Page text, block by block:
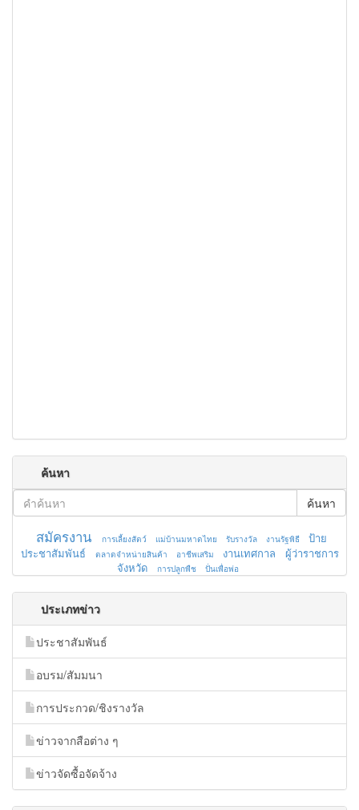
ค้นหา
ค้นหา
สมัครงาน การเลี้ยงสัตว์ แม่บ้านมหาดไทย รับรางวัล งานรัฐพิธี
ป้าย
ประชาสัมพันธ์
ตลาดจำหน่ายสินค้า อาชีพเสริม งานเทศกาล
ผู้ว่าราชการ
จังหวัด
การปลูกพืช ปั่นเพื่อพ่อ
ประเภทข่าว
ประชาสัมพันธ์
อบรม/สัมมนา
การประกวด/ชิงรางวัล
ข่าวจากสือต่าง ๆ
ข่าวจัดซื้อจัดจ้าง